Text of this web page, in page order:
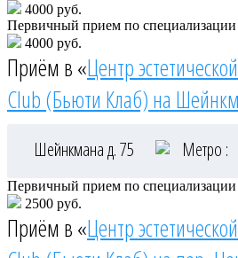
4000 руб.
Первичный прием по
4000 руб.
Приём в «Центр
Club (Бьюти Клаб) на
Шейнкмана д. 75 Метро :
Первичный прием по
2500 руб.
Приём в «Центр